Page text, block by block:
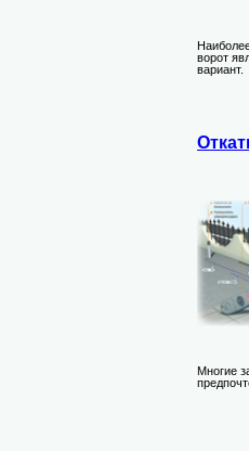
ворот
вариант.
Многие